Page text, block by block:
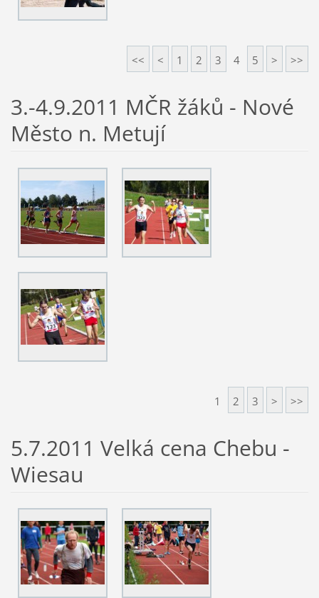
<< < 1 2 3 4 5 > >>
3.-4.9.2011 MČR žáků - Nové
Město n. Metují
1 2 3 > >>
5.7.2011 Velká cena Chebu -
Wiesau